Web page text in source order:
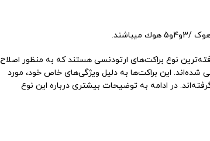
نوع براکت‌های ارتودنسی هستند که به منظور اصلاح
شده‌اند. این براکت‌ها به دلیل ویژگی‌های خاص خود، مورد
در ادامه به توضیحات بیشتری درباره این نوع